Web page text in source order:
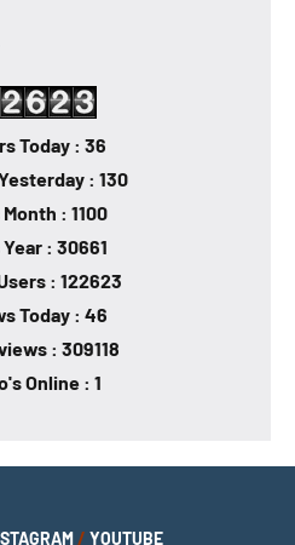
Today : 36
: 130
: 1100
: 30661
: 122623
Today : 46
: 309118
Online : 1
/ YOUTUBE